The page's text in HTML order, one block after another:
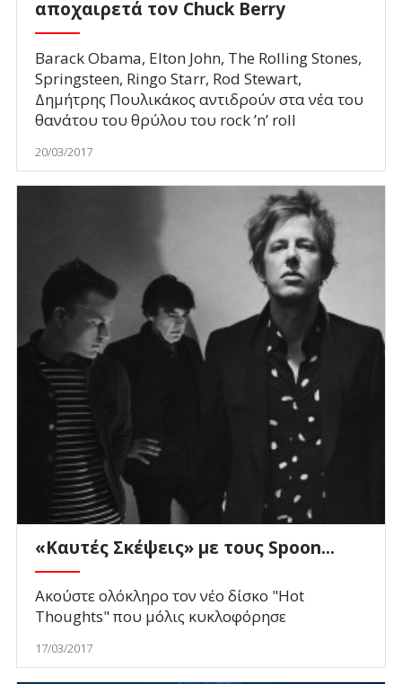
αποχαιρετά τον Chuck Berry
Barack Obama, Elton John, The Rolling Stones,
Springsteen, Ringo Starr, Rod Stewart,
Δημήτρης Πουλικάκος αντιδρούν στα νέα του
θανάτου του θρύλου του rock ’n’ roll
20/03/2017
«Καυτές Σκέψεις» με τους Spoon...
Ακούστε ολόκληρο τον νέο δίσκο "Hot
Thoughts" που μόλις κυκλοφόρησε
17/03/2017